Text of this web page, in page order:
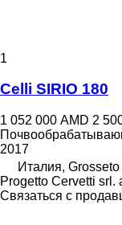
1
Celli SIRIO 180
1 052 000 AMD 2
2017
Италия, Grosseto
Progetto Cervetti srl.
Связаться с